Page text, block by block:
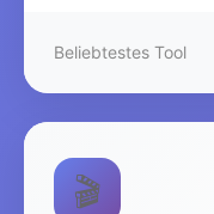
Beliebtestes Tool
🎬